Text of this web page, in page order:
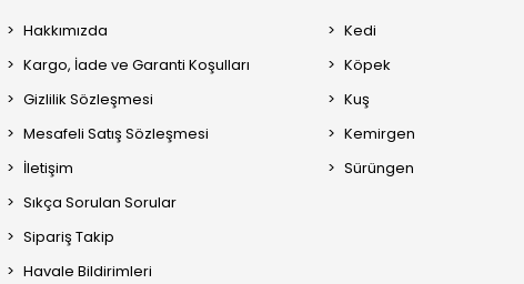
Hakkımızda
Kargo, İade ve Garanti Koşulları
Gizlilik Sözleşmesi
Mesafeli Satış Sözleşmesi
İletişim
Sıkça Sorulan Sorular
Sipariş Takip
Havale Bildirimleri
Kedi
Köpek
Kuş
Kemirgen
Sürüngen